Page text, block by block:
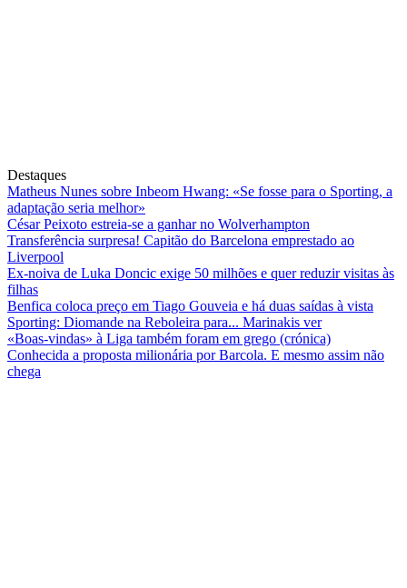
Destaques
Matheus Nunes sobre Inbeom Hwang: «Se fosse para o Sporting, a
adaptação seria melhor»
César Peixoto estreia-se a ganhar no Wolverhampton
Transferência surpresa! Capitão do Barcelona emprestado ao
Liverpool
Ex-noiva de Luka Doncic exige 50 milhões e quer reduzir visitas às
filhas
Benfica coloca preço em Tiago Gouveia e há duas saídas à vista
Sporting: Diomande na Reboleira para... Marinakis ver
«Boas-vindas» à Liga também foram em grego (crónica)
Conhecida a proposta milionária por Barcola. E mesmo assim não
chega